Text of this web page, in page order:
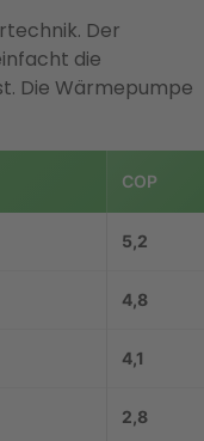
Der
die
Die Wärmepumpe
COP
5,2
4,8
4,1
2,8